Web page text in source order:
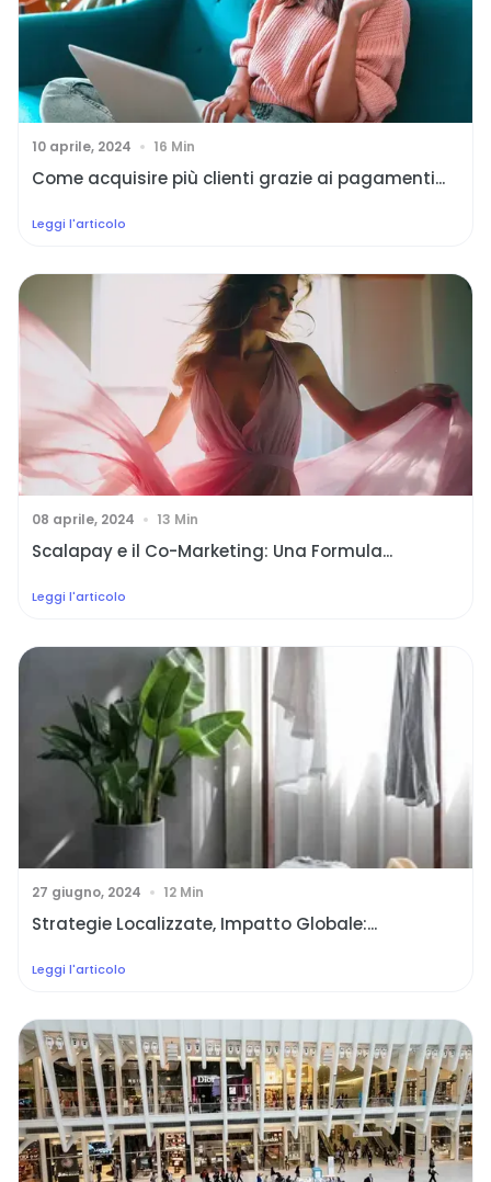
10 aprile, 2024 16 Min
Come acquisire più clienti grazie ai pagamenti...
Leggi l'articolo
08 aprile, 2024 13 Min
Scalapay e il Co-Marketing: Una Formula...
Leggi l'articolo
27 giugno, 2024 12 Min
Strategie Localizzate, Impatto Globale:...
Leggi l'articolo